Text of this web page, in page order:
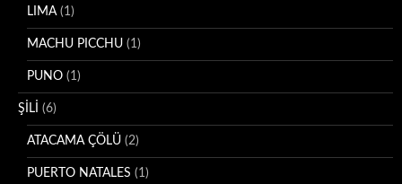
LIMA(1)
MACHU PICCHU (1)
PUNO (1)
ŞİLİ (6)
ATACAMA ÇÖLÜ (2)
PUERTO NATALES (1)